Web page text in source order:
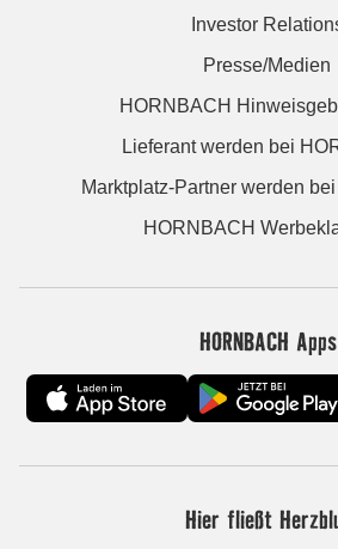
Investor
Presse/Medien
HORNBACH
Lieferant werden bei
Marktplatz-Partner werden
HORNBACH
HORNBACH Apps
Hier fließt